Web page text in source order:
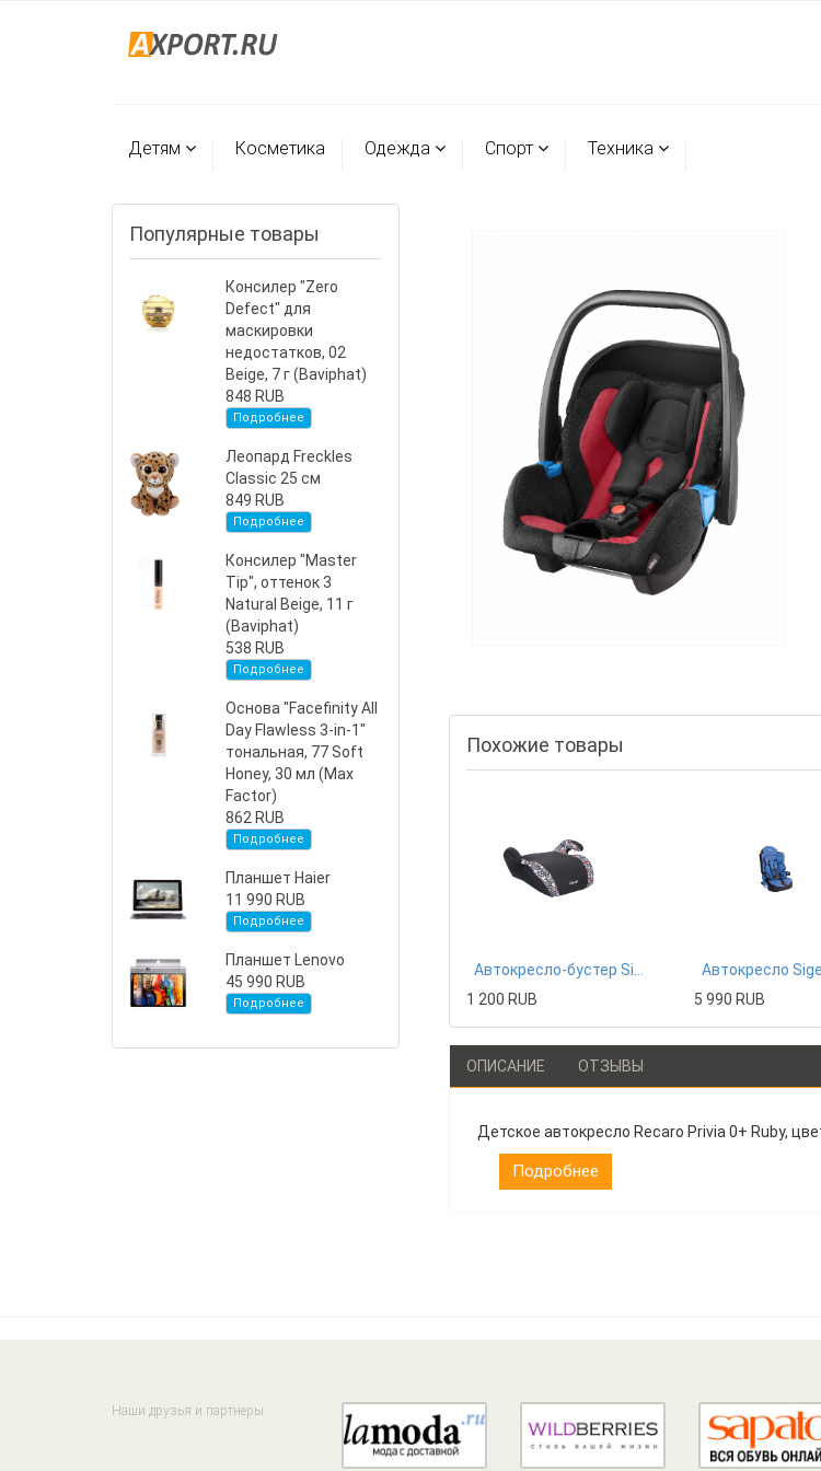
Детям Косметика Одежда Спорт Техника
Популярные товары
Консилер "Zero
Defect" для
маскировки
недостатков, 02
Beige, 7 г (Baviphat)
848 RUB
Подробнее
Леопард Freckles
Classic 25 см
849 RUB
Подробнее
Консилер "Master
Tip", оттенок 3
Natural Beige, 11 г
(Baviphat)
538 RUB
Подробнее
Основа "Facefinity All
Day Flawless 3-in-1"
тональная, 77 Soft
Honey, 30 мл (Max
Factor)
862 RUB
Подробнее
Планшет Haier
11 990 RUB
Подробнее
Планшет Lenovo
45 990 RUB
Подробнее
Похожие товары
1 200 RUB
5 990 RUB
ОПИСАНИЕ ОТЗЫВЫ
Детское автокресло Recaro Privia 0+ Ruby,
Подробнее
Наши друзья и партнеры